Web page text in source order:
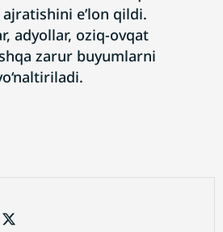
e’lon qildi.
adyollar, oziq-ovqat
zarur buyumlarni